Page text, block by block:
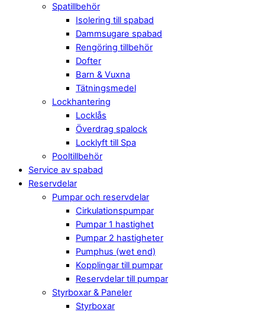
Spatillbehör
Isolering till spabad
Dammsugare spabad
Rengöring tillbehör
Dofter
Barn & Vuxna
Tätningsmedel
Lockhantering
Locklås
Överdrag spalock
Locklyft till Spa
Pooltillbehör
Service av spabad
Reservdelar
Pumpar och reservdelar
Cirkulationspumpar
Pumpar 1 hastighet
Pumpar 2 hastigheter
Pumphus (wet end)
Kopplingar till pumpar
Reservdelar till pumpar
Styrboxar & Paneler
Styrboxar